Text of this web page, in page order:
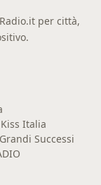
per città,
Italia
Successi